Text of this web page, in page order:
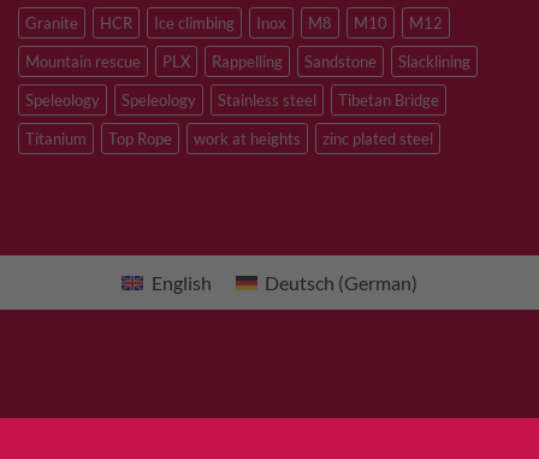
Granite
HCR Ice climbing Inox M8 M10
M12
Mountain rescue
PLX Rappelling Sandstone
Slacklining
Speleology
Speleology Stainless steel
Tibetan Bridge
Titanium
Top Rope work at heights zinc plated steel
English Deutsch (German)